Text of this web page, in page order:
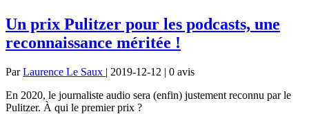
Un prix Pulitzer pour les podcasts, une
reconnaissance méritée !
ParLaurence Le Saux | 2019-12-12 | 0 avis
En 2020, le journaliste audio sera (enfin) justement reconnu par le
Pulitzer. À qui le premier prix ?